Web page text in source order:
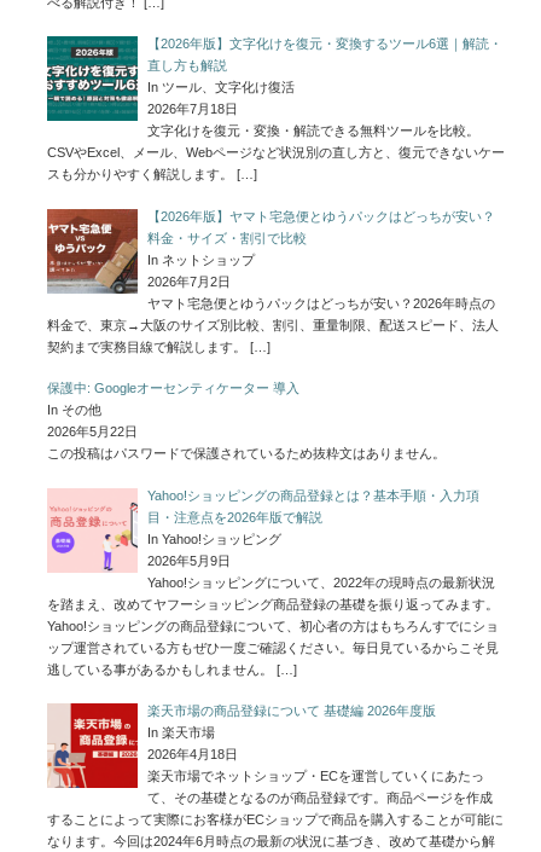
【2026年版】文字化けを復元・変換するツール6選｜解読・
直し方も解説
In ツール、文字化け復活
2026年7月18日
文字化けを復元・変換・解読できる無料ツールを比較。
CSVやExcel、メール、Webページなど状況別の直し方と、復元できないケー
スも分かりやすく解説します。
[…]
【2026年版】ヤマト宅急便とゆうパックはどっちが安い？
料金・サイズ・割引で比較
In ネットショップ
2026年7月2日
ヤマト宅急便とゆうパックはどっちが安い？2026年時点の
料金で、東京→大阪のサイズ別比較、割引、重量制限、配送スピード、法人
契約まで実務目線で解説します。
[…]
保護中: Googleオーセンティケーター 導入
In その他
2026年5月22日
この投稿はパスワードで保護されているため抜粋文はありません。
Yahoo!ショッピングの商品登録とは？基本手順・入力項
目・注意点を2026年版で解説
In Yahoo!ショッピング
2026年5月9日
Yahoo!ショッピングについて、2022年の現時点の最新状況
を踏まえ、改めてヤフーショッピング商品登録の基礎を振り返ってみます。
Yahoo!ショッピングの商品登録について、初心者の方はもちろんすでにショ
ップ運営されている方もぜひ一度ご確認ください。毎日見ているからこそ見
逃している事があるかもしれません。
[…]
楽天市場の商品登録について 基礎編 2026年度版
In 楽天市場
2026年4月18日
楽天市場でネットショップ・ECを運営していくにあたっ
て、その基礎となるのが商品登録です。商品ページを作成
することによって実際にお客様がECショップで商品を購入することが可能に
なります。今回は2024年6月時点の最新の状況に基づき、改めて基礎から解